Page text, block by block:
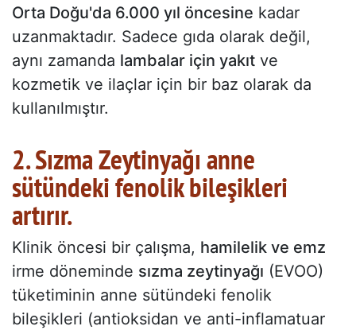
Orta Doğu'da 6.000 yıl öncesine kadar
uzanmaktadır. Sadece gıda olarak değil,
aynı zamanda lambalar için yakıt ve
kozmetik ve ilaçlar için bir baz olarak da
kullanılmıştır.
2. Sızma Zeytinyağı anne
sütündeki fenolik bileşikleri
artırır.
Klinik öncesi bir çalışma, hamilelik ve emz
irme döneminde sızma zeytinyağı (EVOO)
tüketiminin anne sütündeki fenolik
bileşikleri (antioksidan ve anti-inflamatuar